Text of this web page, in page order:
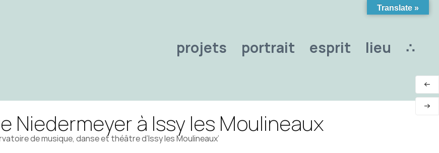
projets portrait esprit lieu ∴
Niedermeyer à Issy les Moulineaux
de musique, danse et théâtre d’Issy les Moulineaux’
Translate »